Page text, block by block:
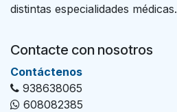
distintas especialidades médicas.
Contacte con nosotros
Con​tác​tenos
938638065
608082385